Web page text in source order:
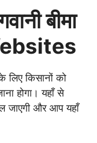
बीमा
लिए किसानों को
होगा। यहाँ से
जाएगी और आप यहाँ